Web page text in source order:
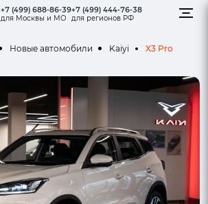
+7 (499) 688-86-39
для Москвы и МО
+7 (499) 444-76-38
для регионов РФ
Новые автомобили Kaiyi X3 Pro